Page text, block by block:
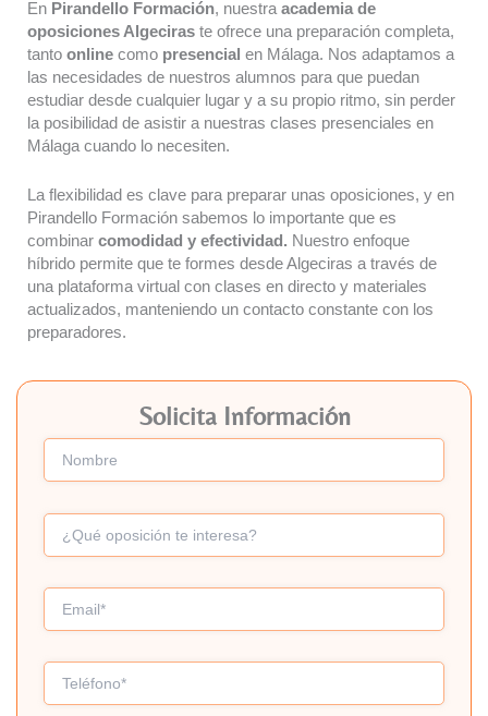
En Pirandello Formación, nuestra academia de
oposiciones Algeciras te ofrece una preparación completa,
tanto online como presencial en Málaga. Nos adaptamos a
las necesidades de nuestros alumnos para que puedan
estudiar desde cualquier lugar y a su propio ritmo, sin perder
la posibilidad de asistir a nuestras clases presenciales en
Málaga cuando lo necesiten.
La flexibilidad es clave para preparar unas oposiciones, y en
Pirandello Formación sabemos lo importante que es
combinar comodidad y efectividad. Nuestro enfoque
híbrido permite que te formes desde Algeciras a través de
una plataforma virtual con clases en directo y materiales
actualizados, manteniendo un contacto constante con los
preparadores.
Solicita Información